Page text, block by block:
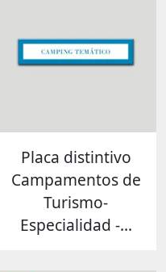
Placa distintivo
Campamentos de
Turismo-
Especialidad -...